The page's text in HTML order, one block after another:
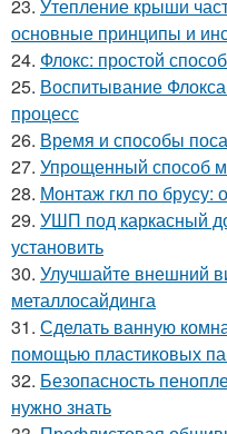
23. Утепление крыши
основные принципы и
24. Флокс: простой
25. Воспитывание
процесс
26. Время и способы
27. Упрощенный способ
28. Монтаж гкл по брусу:
29. УШП под каркасный
установить
30. Улучшайте внешний
металлосайдинга
31. Сделать ванную
помощью пластиковых
32. Безопасность
нужно знать